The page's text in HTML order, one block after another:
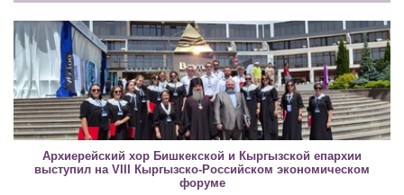
Архиерейский хор Бишкекской и Кыргызской епархии
выступил на VIII Кыргызско-Российском экономическом
форуме